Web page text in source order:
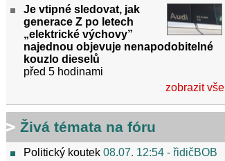
Je vtipné sledovat, jak
generace Z po letech
„elektrické výchovy”
najednou objevuje nenapodobitelné
kouzlo dieselů
před 5 hodinami
zobrazit vše
Živá témata na fóru
Politický koutek 08.07. 12:54 - řidičBOB